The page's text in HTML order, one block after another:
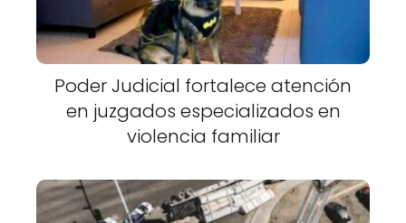
Poder Judicial fortalece atención
en juzgados especializados en
violencia familiar